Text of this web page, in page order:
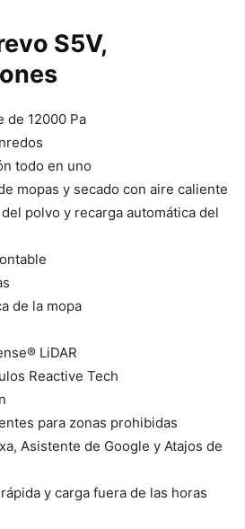
S5V,
de 12000 Pa
todo en uno
mopas y secado con aire caliente
polvo y recarga automática del
de la mopa
LiDAR
Reactive Tech
para zonas prohibidas
Asistente de Google y Atajos de
y carga fuera de las horas